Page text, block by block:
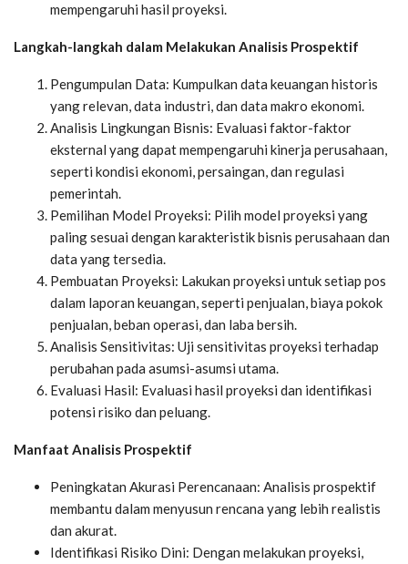
mempengaruhi hasil proyeksi.
Langkah-langkah dalam Melakukan Analisis Prospektif
Pengumpulan Data: Kumpulkan data keuangan historis
yang relevan, data industri, dan data makro ekonomi.
Analisis Lingkungan Bisnis: Evaluasi faktor-faktor
eksternal yang dapat mempengaruhi kinerja perusahaan,
seperti kondisi ekonomi, persaingan, dan regulasi
pemerintah.
Pemilihan Model Proyeksi: Pilih model proyeksi yang
paling sesuai dengan karakteristik bisnis perusahaan dan
data yang tersedia.
Pembuatan Proyeksi: Lakukan proyeksi untuk setiap pos
dalam laporan keuangan, seperti penjualan, biaya pokok
penjualan, beban operasi, dan laba bersih.
Analisis Sensitivitas: Uji sensitivitas proyeksi terhadap
perubahan pada asumsi-asumsi utama.
Evaluasi Hasil: Evaluasi hasil proyeksi dan identifikasi
potensi risiko dan peluang.
Manfaat Analisis Prospektif
Peningkatan Akurasi Perencanaan: Analisis prospektif
membantu dalam menyusun rencana yang lebih realistis
dan akurat.
Identifikasi Risiko Dini: Dengan melakukan proyeksi,